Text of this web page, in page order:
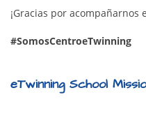
¡Gracias por acompañarnos
#SomosCentroeTwinning
eTwinning School